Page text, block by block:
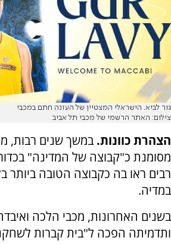
גור לביא. הישראלי המצטיין של העונה חתם במכבי
צילום: האתר הרשמי של מכבי תל אביב
הצהרת כוונות. במשך שנים רבות,
מסומנת כ"קבוצה של המדינה"
רבים ראו בה כקבוצה הטובה ביותר
במדיה.
בשנים האחרונות, מכבי הלכה
ותדמיתה הפכה ל"בית קברות